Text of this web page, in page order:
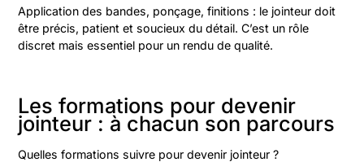
Application des bandes, ponçage, finitions : le jointeur doit
être précis, patient et soucieux du détail. C’est un rôle
discret mais essentiel pour un rendu de qualité.
Les formations pour devenir
jointeur : à chacun son parcours
Quelles formations suivre pour devenir jointeur ?